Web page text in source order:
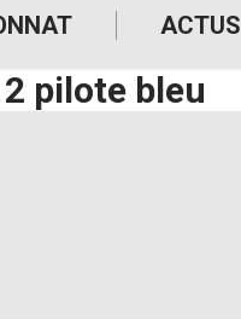
ACTUS
pilote bleu